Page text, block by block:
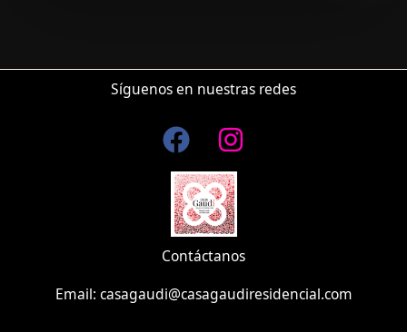
Síguenos en nuestras redes
Contáctanos
Email: casagaudi@casagaudiresidencial.com